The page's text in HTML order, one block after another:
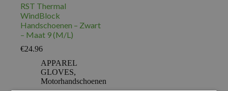
RST Thermal
WindBlock
Handschoenen – Zwart
– Maat 9 (M/L)
€24.96
APPAREL
GLOVES,
Motorhandschoenen